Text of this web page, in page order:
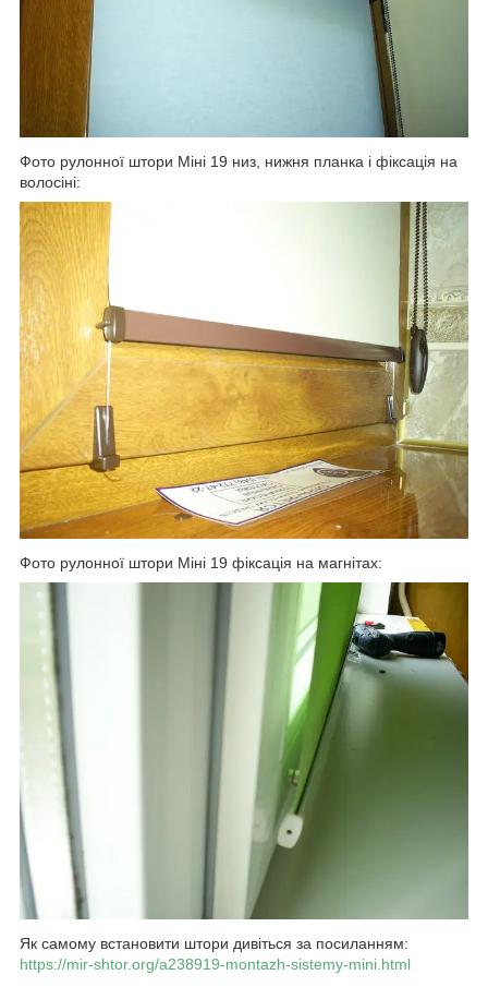
Фото рулонної штори Міні 19 низ, нижня планка і фіксація на
волосіні:
Фото рулонної штори Міні 19 фіксація на магнітах:
Як самому встановити штори дивіться за посиланням:
https://mir-shtor.org/a238919-montazh-sistemy-mini.html